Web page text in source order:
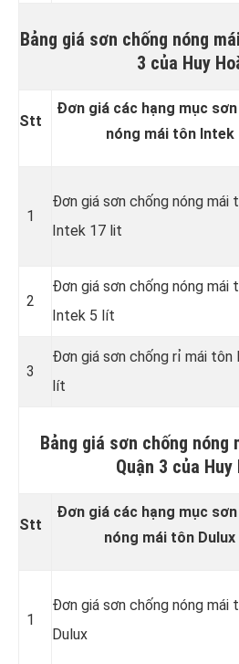
Bảng giá sơn chống nóng
3 của Huy
Stt
Đơn giá các hạng mục
nóng mái tôn Intek
1
Đơn giá sơn chống nóng mái
Intek 17 lit
2
Đơn giá sơn chống nóng mái
Intek 5 lít
3
Đơn giá sơn chống rỉ mái tôn
lít
Bảng giá sơn chống nóng
Quận 3 của Huy
Stt
Đơn giá các hạng mục
nóng mái tôn Dulux
1
Đơn giá sơn chống nóng mái
Dulux